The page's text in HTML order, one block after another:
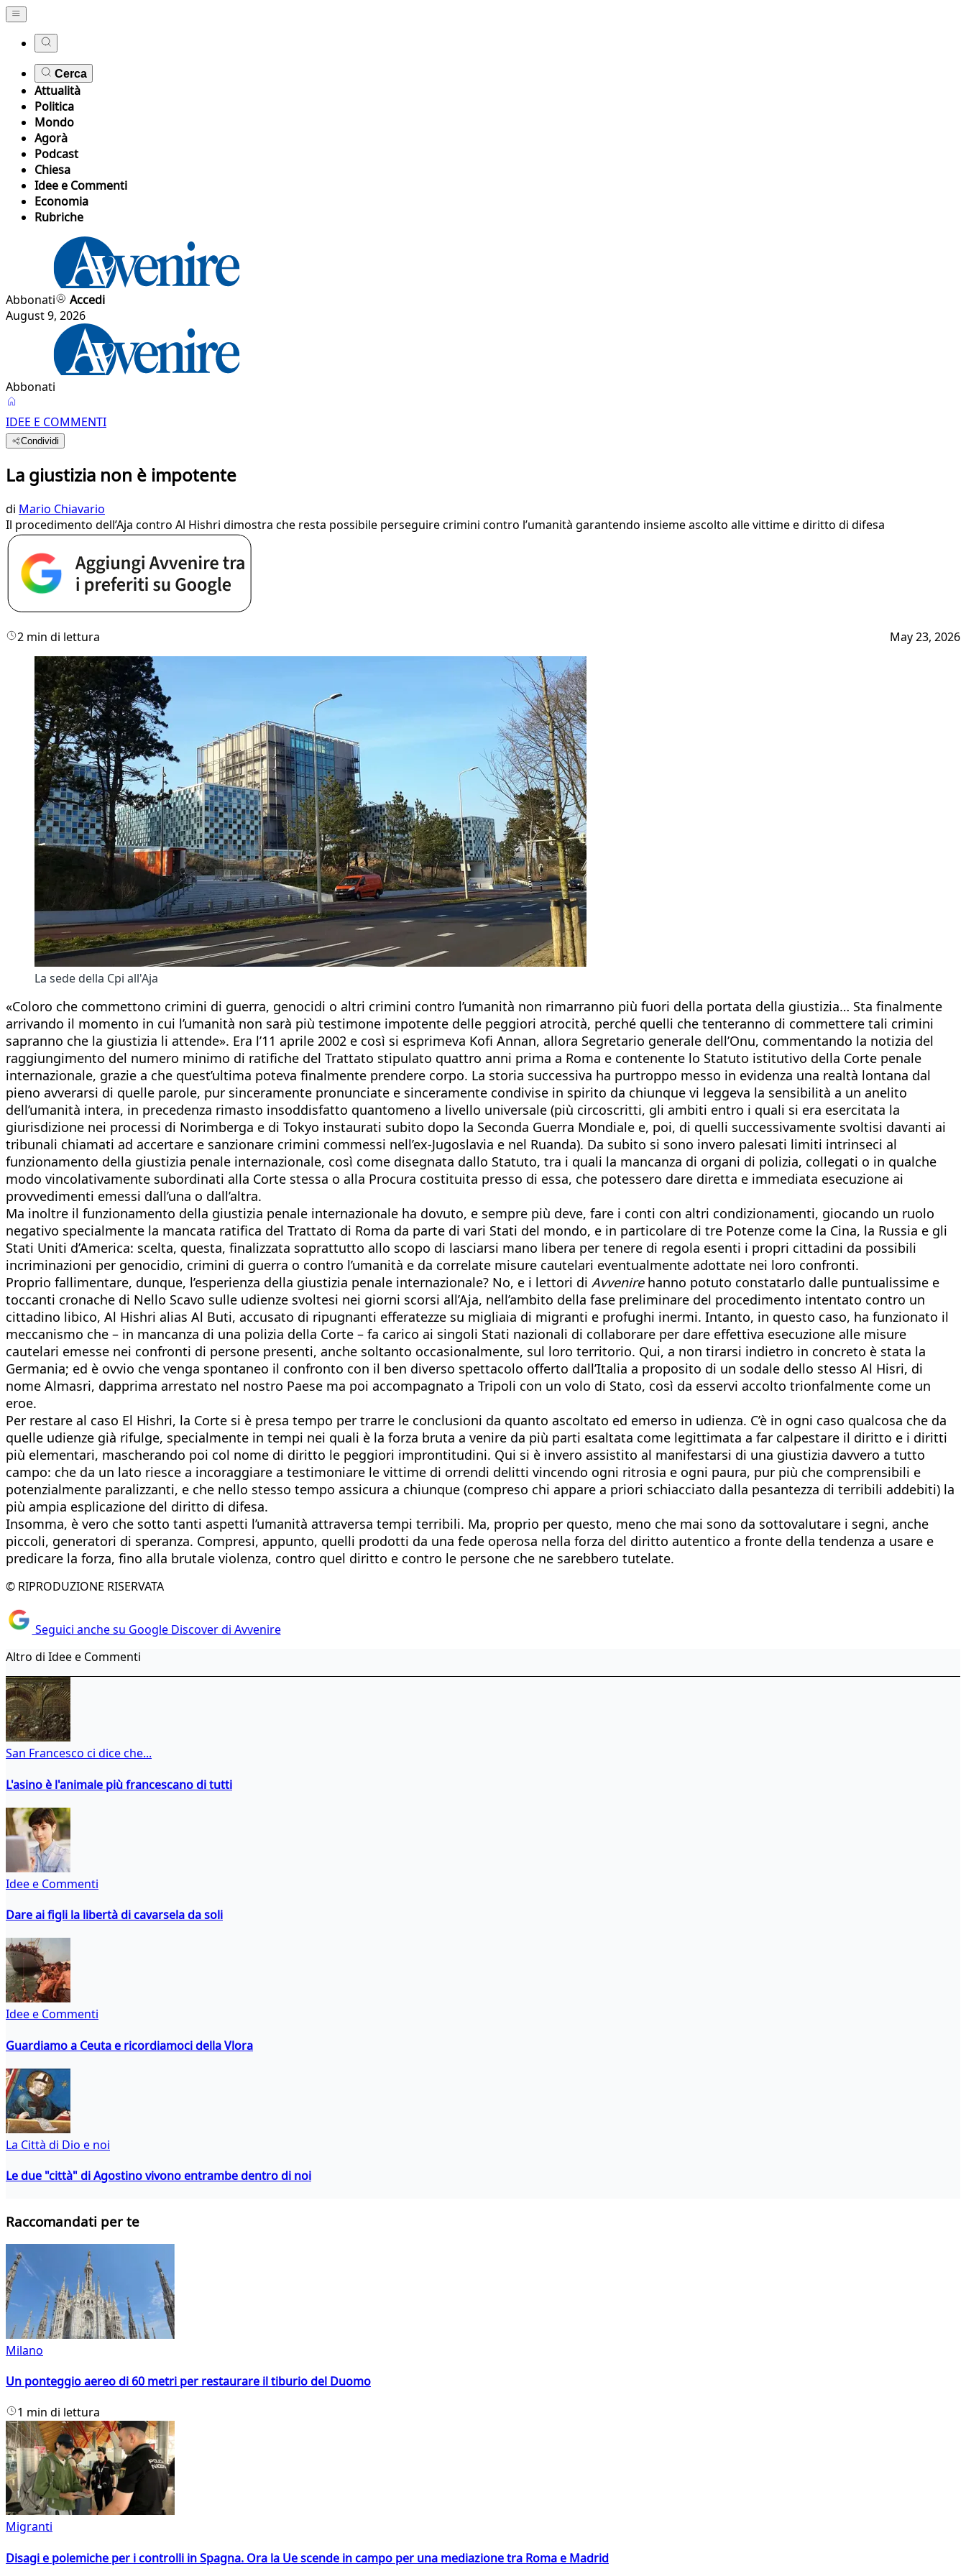
Cerca
Attualità
Politica
Mondo
Agorà
Podcast
Chiesa
Idee e Commenti
Economia
Rubriche
Abbonati
Accedi
August 9, 2026
Abbonati
IDEE E COMMENTI
Condividi
La giustizia non è impotente
di Mario Chiavario
Il procedimento dell’Aja contro Al Hishri dimostra che resta possibile perseguire crimini contro l’umanità garantendo insieme ascolto alle vittime e diritto di difesa
2 min di lettura May 23, 2026
La sede della Cpi all'Aja
«Coloro che commettono crimini di guerra, genocidi o altri crimini contro l’umanità non rimarranno più fuori della portata della giustizia… Sta finalmente
arrivando il momento in cui l’umanità non sarà più testimone impotente delle peggiori atrocità, perché quelli che tenteranno di commettere tali crimini
sapranno che la giustizia li attende». Era l’11 aprile 2002 e così si esprimeva Kofi Annan, allora Segretario generale dell’Onu, commentando la notizia del
raggiungimento del numero minimo di ratifiche del Trattato stipulato quattro anni prima a Roma e contenente lo Statuto istitutivo della Corte penale
internazionale, grazie a che quest’ultima poteva finalmente prendere corpo. La storia successiva ha purtroppo messo in evidenza una realtà lontana dal
pieno avverarsi di quelle parole, pur sinceramente pronunciate e sinceramente condivise in spirito da chiunque vi leggeva la sensibilità a un anelito
dell’umanità intera, in precedenza rimasto insoddisfatto quantomeno a livello universale (più circoscritti, gli ambiti entro i quali si era esercitata la
giurisdizione nei processi di Norimberga e di Tokyo instaurati subito dopo la Seconda Guerra Mondiale e, poi, di quelli successivamente svoltisi davanti ai
tribunali chiamati ad accertare e sanzionare crimini commessi nell’ex-Jugoslavia e nel Ruanda). Da subito si sono invero palesati limiti intrinseci al
funzionamento della giustizia penale internazionale, così come disegnata dallo Statuto, tra i quali la mancanza di organi di polizia, collegati o in qualche
modo vincolativamente subordinati alla Corte stessa o alla Procura costituita presso di essa, che potessero dare diretta e immediata esecuzione ai
provvedimenti emessi dall’una o dall’altra.
Ma inoltre il funzionamento della giustizia penale internazionale ha dovuto, e sempre più deve, fare i conti con altri condizionamenti, giocando un ruolo
negativo specialmente la mancata ratifica del Trattato di Roma da parte di vari Stati del mondo, e in particolare di tre Potenze come la Cina, la Russia e gli
Stati Uniti d’America: scelta, questa, finalizzata soprattutto allo scopo di lasciarsi mano libera per tenere di regola esenti i propri cittadini da possibili
incriminazioni per genocidio, crimini di guerra o contro l’umanità e da correlate misure cautelari eventualmente adottate nei loro confronti.
Proprio fallimentare, dunque, l’esperienza della giustizia penale internazionale? No, e i lettori di Avvenire hanno potuto constatarlo dalle puntualissime e
toccanti cronache di Nello Scavo sulle udienze svoltesi nei giorni scorsi all’Aja, nell’ambito della fase preliminare del procedimento intentato contro un
cittadino libico, Al Hishri alias Al Buti, accusato di ripugnanti efferatezze su migliaia di migranti e profughi inermi. Intanto, in questo caso, ha funzionato il
meccanismo che – in mancanza di una polizia della Corte – fa carico ai singoli Stati nazionali di collaborare per dare effettiva esecuzione alle misure
cautelari emesse nei confronti di persone presenti, anche soltanto occasionalmente, sul loro territorio. Qui, a non tirarsi indietro in concreto è stata la
Germania; ed è ovvio che venga spontaneo il confronto con il ben diverso spettacolo offerto dall’Italia a proposito di un sodale dello stesso Al Hisri, di
nome Almasri, dapprima arrestato nel nostro Paese ma poi accompagnato a Tripoli con un volo di Stato, così da esservi accolto trionfalmente come un
eroe.
Per restare al caso El Hishri, la Corte si è presa tempo per trarre le conclusioni da quanto ascoltato ed emerso in udienza. C’è in ogni caso qualcosa che da
quelle udienze già rifulge, specialmente in tempi nei quali è la forza bruta a venire da più parti esaltata come legittimata a far calpestare il diritto e i diritti
più elementari, mascherando poi col nome di diritto le peggiori improntitudini. Qui si è invero assistito al manifestarsi di una giustizia davvero a tutto
campo: che da un lato riesce a incoraggiare a testimoniare le vittime di orrendi delitti vincendo ogni ritrosia e ogni paura, pur più che comprensibili e
potenzialmente paralizzanti, e che nello stesso tempo assicura a chiunque (compreso chi appare a priori schiacciato dalla pesantezza di terribili addebiti) la
più ampia esplicazione del diritto di difesa.
Insomma, è vero che sotto tanti aspetti l’umanità attraversa tempi terribili. Ma, proprio per questo, meno che mai sono da sottovalutare i segni, anche
piccoli, generatori di speranza. Compresi, appunto, quelli prodotti da una fede operosa nella forza del diritto autentico a fronte della tendenza a usare e
predicare la forza, fino alla brutale violenza, contro quel diritto e contro le persone che ne sarebbero tutelate.
© RIPRODUZIONE RISERVATA
Seguici anche su Google Discover di Avvenire
Altro di Idee e Commenti
San Francesco ci dice che...
L'asino è l'animale più francescano di tutti
Idee e Commenti
Dare ai figli la libertà di cavarsela da soli
Idee e Commenti
Guardiamo a Ceuta e ricordiamoci della Vlora
La Città di Dio e noi
Le due "città" di Agostino vivono entrambe dentro di noi
Raccomandati per te
Milano
Un ponteggio aereo di 60 metri per restaurare il tiburio del Duomo
1 min di lettura
Migranti
Disagi e polemiche per i controlli in Spagna. Ora la Ue scende in campo per una mediazione tra Roma e Madrid